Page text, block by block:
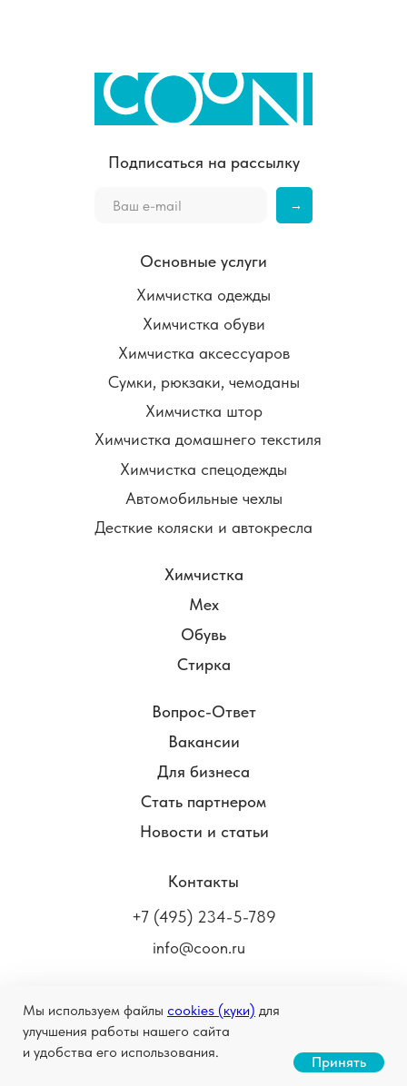
Станьте нашим партнером
Мы используем файлы cookies (куки) для
улучшения работы нашего сайта
и удобства его использования.
Принять
Химчистка одежды
Химчистка обуви
Химчистка аксессуаров
Сумки, рюкзаки, чемоданы
Химчистка штор
Химчистка домашнего текстиля
Химчистка спецодежды
Автомобильные чехлы
Десткие коляски и автокресла
Основные услуги
+7 (495) 234-5-789
info@coon.ru
Контакты
COON.RU ©
Правовая информация
Химчистка
Мех
Обувь
Стирка
→
Подписаться на рассылку
Вопрос-Ответ
Вакансии
Для бизнеса
Стать партнером
Новости и статьи